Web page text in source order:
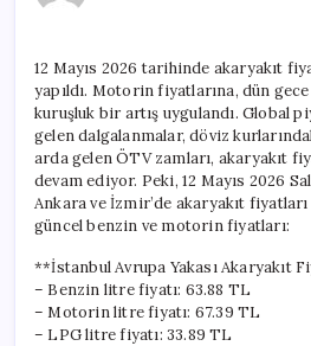
12 Mayıs 2026 tarihinde akaryakıt
yapıldı. Motorin fiyatlarına, dün gece
kuruşluk bir artış uygulandı. Global
gelen dalgalanmalar, döviz
arda gelen ÖTV zamları, akaryakıt
devam ediyor. Peki, 12 Mayıs 2026
Ankara ve İzmir’de akaryakıt
güncel benzin ve motorin fiyatları:
**İstanbul Avrupa Yakası Akaryakıt
– Benzin litre fiyatı: 63.88 TL
– Motorin litre fiyatı: 67.39 TL
– LPG litre fiyatı: 33.89 TL